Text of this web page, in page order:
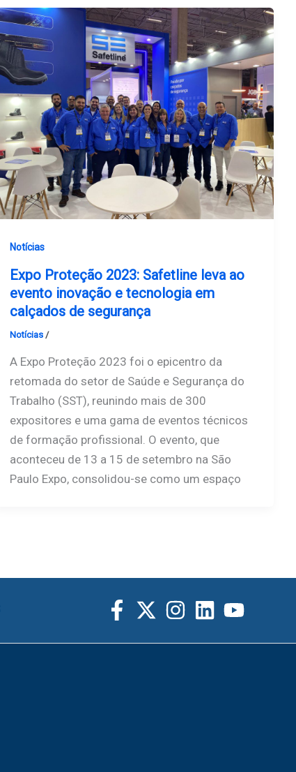
Notícias
Expo Proteção 2023: Safetline leva ao
evento inovação e tecnologia em
calçados de segurança
Notícias /
A Expo Proteção 2023 foi o epicentro da
retomada do setor de Saúde e Segurança do
Trabalho (SST), reunindo mais de 300
expositores e uma gama de eventos técnicos
de formação profissional. O evento, que
aconteceu de 13 a 15 de setembro na São
Paulo Expo, consolidou-se como um espaço